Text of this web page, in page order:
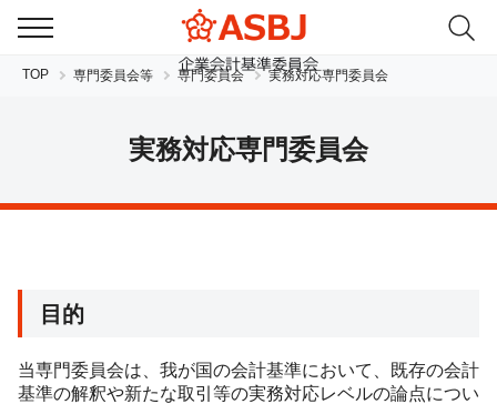
TOP 専門委員会等 専門委員会 実務対応専門委員会
実務対応専門委員会
目的
当専門委員会は、我が国の会計基準において、既存の会計
基準の解釈や新たな取引等の実務対応レベルの論点につい